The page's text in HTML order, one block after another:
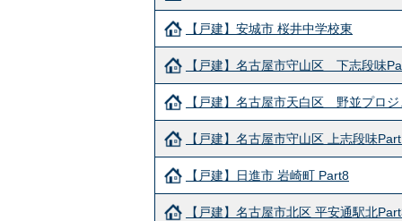
【戸建】安城市 桜井中学校東
【戸建】名古屋市守山区 下志段味
【戸建】名古屋市天白区 野並プロジ
【戸建】名古屋市守山区 上志段味
【戸建】日進市 岩崎町 Part8
【戸建】名古屋市北区 平安通駅北